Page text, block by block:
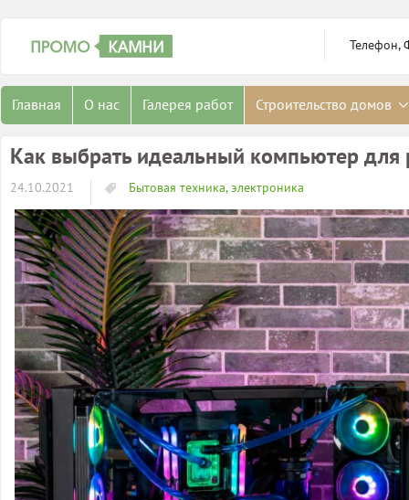
Телефон,
Главная О нас Галерея работ Строительство домов
Как выбрать идеальный компьютер для
24.10.2021 Бытовая техника, электроника